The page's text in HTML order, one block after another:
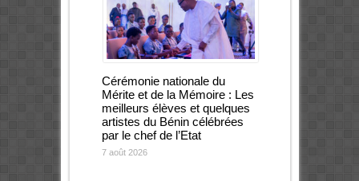
Cérémonie nationale du
Mérite et de la Mémoire : Les
meilleurs élèves et quelques
artistes du Bénin célébrées
par le chef de l’Etat
7 août 2026